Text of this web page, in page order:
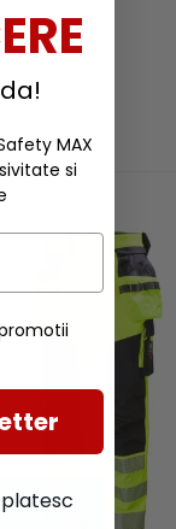
MAX
si